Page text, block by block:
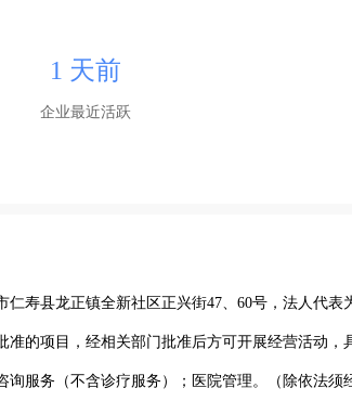
1 天前
企业最近活跃
寿县龙正镇全新社区正兴街47、60号，法人代表
的项目，经相关部门批准后方可开展经营活动，
服务（不含诊疗服务）；医院管理。（除依法须